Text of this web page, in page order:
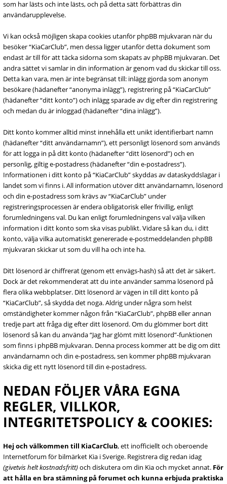
som har lästs och inte lästs, och på detta sätt förbättras din
användarupplevelse.
Vi kan också möjligen skapa cookies utanför phpBB mjukvaran när du
besöker “KiaCarClub”, men dessa ligger utanför detta dokument som
endast är till för att täcka sidorna som skapats av phpBB mjukvaran. Det
andra sättet vi samlar in din information är genom vad du skickar till oss.
Detta kan vara, men är inte begränsat till: inlägg gjorda som anonym
besökare (hädanefter “anonyma inlägg”), registrering på “KiaCarClub”
(hädanefter “ditt konto”) och inlägg sparade av dig efter din registrering
och medan du är inloggad (hädanefter “dina inlägg”).
Ditt konto kommer alltid minst innehålla ett unikt identifierbart namn
(hädanefter “ditt användarnamn”), ett personligt lösenord som används
för att logga in på ditt konto (hädanefter “ditt lösenord”) och en
personlig, giltig e-postadress (hädanefter “din e-postadress”).
Informationen i ditt konto på “KiaCarClub” skyddas av dataskyddslagar i
landet som vi finns i. All information utöver ditt användarnamn, lösenord
och din e-postadress som krävs av “KiaCarClub” under
registreringsprocessen är endera obligatorisk eller frivillig, enligt
forumledningens val. Du kan enligt forumledningens val välja vilken
information i ditt konto som ska visas publikt. Vidare så kan du, i ditt
konto, välja vilka automatiskt genererade e-postmeddelanden phpBB
mjukvaran skickar ut som du vill ha och inte ha.
Ditt lösenord är chiffrerat (genom ett envägs-hash) så att det är säkert.
Dock är det rekommenderat att du inte använder samma lösenord på
flera olika webbplatser. Ditt lösenord är vägen in till ditt konto på
“KiaCarClub”, så skydda det noga. Aldrig under några som helst
omständigheter kommer någon från “KiaCarClub”, phpBB eller annan
tredje part att fråga dig efter ditt lösenord. Om du glömmer bort ditt
lösenord så kan du använda “Jag har glömt mitt lösenord”-funktionen
som finns i phpBB mjukvaran. Denna process kommer att be dig om ditt
användarnamn och din e-postadress, sen kommer phpBB mjukvaran
skicka dig ett nytt lösenord till din e-postadress.
NEDAN FÖLJER VÅRA EGNA
REGLER, VILLKOR,
INTEGRITETSPOLICY & COOKIES:
Hej och välkommen till KiaCarClub, ett inofficiellt och oberoende
Internetforum för bilmärket Kia i Sverige. Registrera dig redan idag
(givetvis helt kostnadsfritt)och diskutera om din Kia och mycket annat. För
att hålla en bra stämning på forumet och kunna erbjuda praktiska